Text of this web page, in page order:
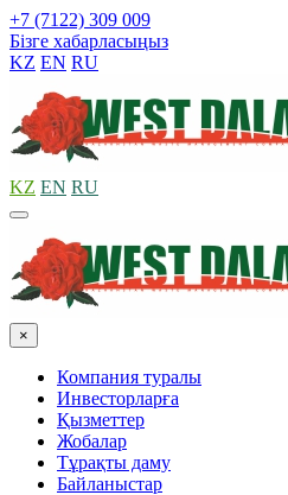
+7 (7122) 309 009
Бізге хабарласыңыз
KZ EN RU
KZ EN RU
×
Компания туралы
Инвесторларға
Қызметтер
Жобалар
Тұрақты даму
Байланыстар